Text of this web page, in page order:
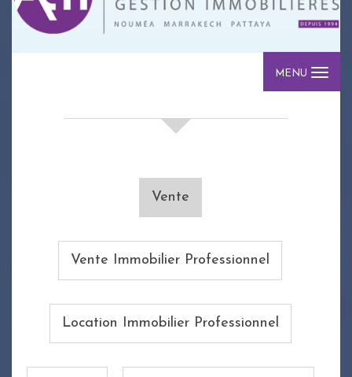
MENU
Vente
Vente Immobilier Professionnel
Location Immobilier Professionnel